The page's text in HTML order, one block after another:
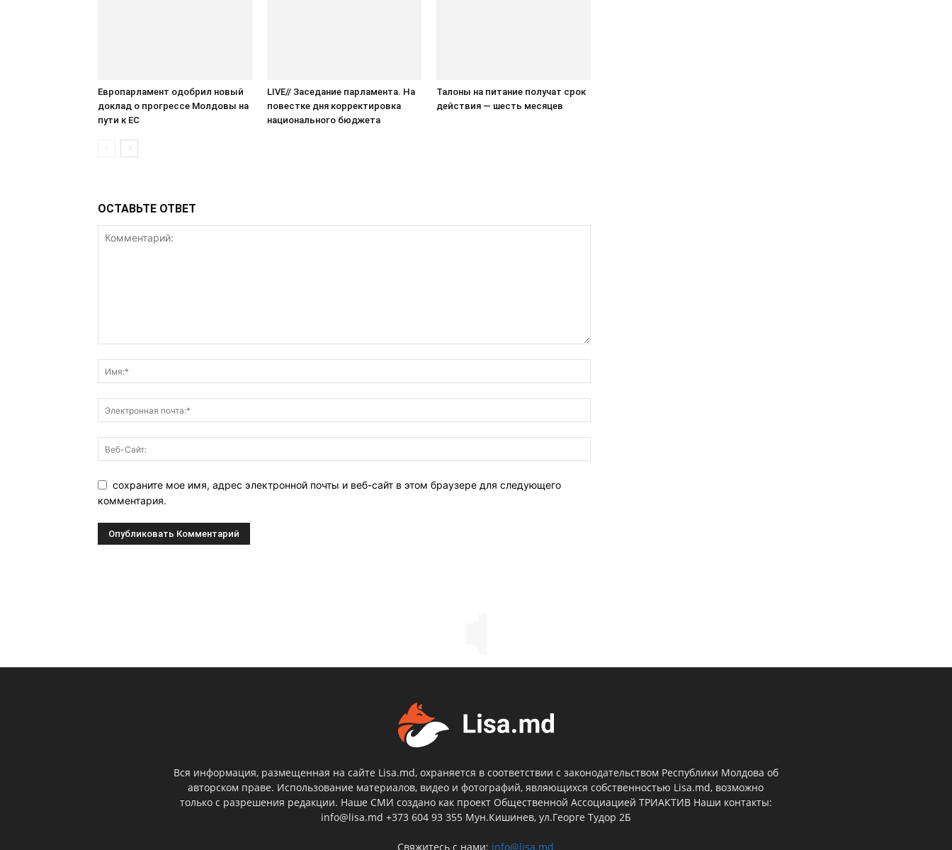
Европарламент одобрил новый
доклад о прогрессе Молдовы на
пути к ЕС
LIVE// Заседание парламента. На
повестке дня корректировка
национального бюджета
Талоны на питание получат срок
действия — шесть месяцев
ОСТАВЬТЕ ОТВЕТ
сохраните мое имя, адрес электронной почты и веб-сайт в этом браузере для следующего
комментария.
Вся информация, размещенная на сайте Lisa.md, охраняется в соответствии с законодательством Республики Молдова об
авторском праве. Использование материалов, видео и фотографий, являющихся собственностью Lisa.md, возможно
только с разрешения редакции. Наше СМИ создано как проект Общественной Ассоциацией ТРИАКТИВ Наши контакты:
info@lisa.md +373 604 93 355 Мун.Кишинев, ул.Георге Тудор 2Б
Свяжитесь с нами: info@lisa.md